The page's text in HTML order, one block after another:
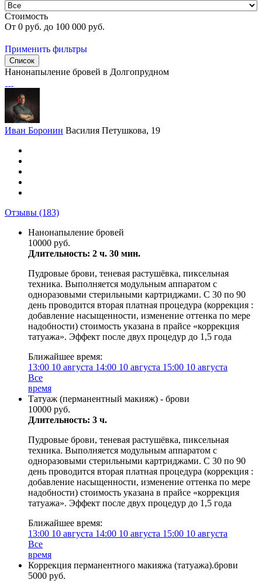
Стоимость
От 0 руб. до 100 000 руб.
Применить фильтры
Список
Нанонапыление бровей в Долгопрудном
Иван Боронин Василия Петушкова, 19
Отзывы (183)
Нанонапыление бровей
10000 руб.
Длительность: 2 ч. 30 мин.
Пудровые брови, теневая растушёвка, пиксельная
техника. Выполняется модульным аппаратом с
одноразовыми стерильными картриджами. С 30 по 90
день проводится вторая платная процедура (коррекция :
добавление насыщенности, изменение оттенка по мере
надобности) стоимость указана в прайсе «коррекция
татуажа». Эффект после двух процедур до 1,5 года
Ближайшее время:
13:00 10 августа 14:00 10 августа 15:00 10 августа
Все
время
Татуаж (перманентный макияж) - брови
10000 руб.
Длительность: 3 ч.
Пудровые брови, теневая растушёвка, пиксельная
техника. Выполняется модульным аппаратом с
одноразовыми стерильными картриджами. С 30 по 90
день проводится вторая платная процедура (коррекция :
добавление насыщенности, изменение оттенка по мере
надобности) стоимость указана в прайсе «коррекция
татуажа». Эффект после двух процедур до 1,5 года
Ближайшее время:
13:00 10 августа 14:00 10 августа 15:00 10 августа
Все
время
Коррекция перманентного макияжа (татуажа).брови
5000 руб.